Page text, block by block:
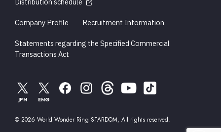
Company Profile
Recruitment Information
Statements regarding the Specified Commercial
Transactions Act
JPN ENG
© 2026 World Wonder Ring STARDOM, All rights reserved.